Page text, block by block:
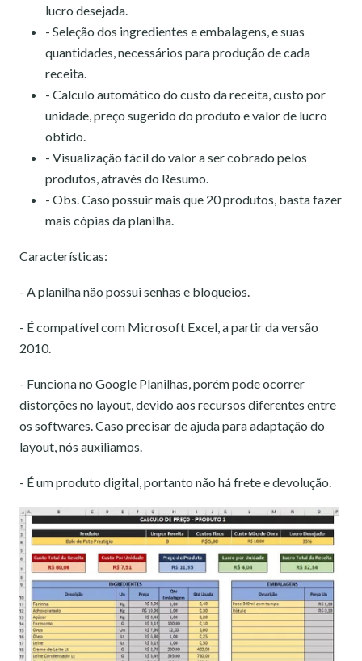
lucro desejada.
- Seleção dos ingredientes e embalagens, e suas
quantidades, necessários para produção de cada
receita.
- Calculo automático do custo da receita, custo por
unidade, preço sugerido do produto e valor de lucro
obtido.
- Visualização fácil do valor a ser cobrado pelos
produtos, através do Resumo.
- Obs. Caso possuir mais que 20 produtos, basta fazer
mais cópias da planilha.
Características:
- A planilha não possui senhas e bloqueios.
- É compatível com Microsoft Excel, a partir da versão
2010.
- Funciona no Google Planilhas, porém pode ocorrer
distorções no layout, devido aos recursos diferentes entre
os softwares. Caso precisar de ajuda para adaptação do
layout, nós auxiliamos.
- É um produto digital, portanto não há frete e devolução.